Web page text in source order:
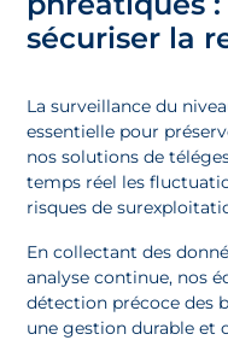
sécuriser la
La surveillance du
essentielle pour
nos solutions de
temps réel les
risques de
En collectant des
analyse continue, nos
détection précoce des
une gestion durable et